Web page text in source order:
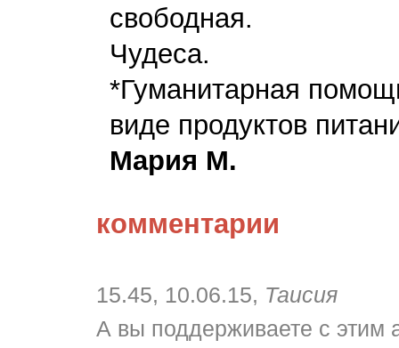
свободная.
Чудеса.
*Гуманитарная
виде продуктов
Мария М.
комментарии
15.45, 10.06.15, Таисия
А вы поддерживаете с этим